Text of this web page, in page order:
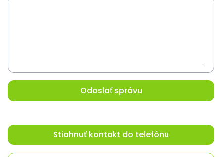
Odoslať správu
Stiahnuť kontakt do telefónu